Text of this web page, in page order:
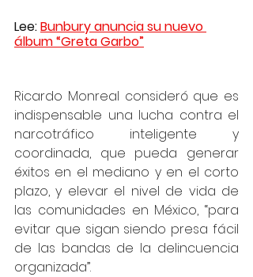
Lee: Bunbury anuncia su nuevo
álbum “Greta Garbo”
Ricardo Monreal consideró que es
indispensable una lucha contra el
narcotráfico inteligente y
coordinada, que pueda generar
éxitos en el mediano y en el corto
plazo, y elevar el nivel de vida de
las comunidades en México, “para
evitar que sigan siendo presa fácil
de las bandas de la delincuencia
organizada”.